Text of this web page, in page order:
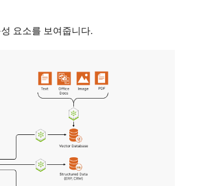
요소를 보여줍니다.